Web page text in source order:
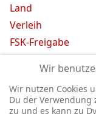
Land
Verleih
FSK-Freigabe
Anmelden
Abmelden
Mein Profil
Registrieren
Wir
Wir nutzen Cookies
Du der
zu und es kann zu